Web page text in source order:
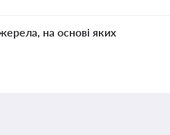
на основі яких